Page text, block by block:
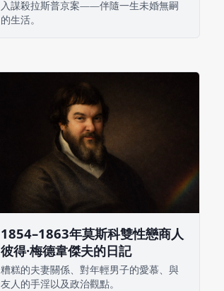
入謀殺拉斯普京案——伴隨一生未婚無嗣
的生活。
1854–1863年莫斯科雙性戀商人
彼得·梅德韋傑夫的日記
糟糕的夫妻關係、對年輕男子的愛慕、與
友人的手淫以及政治觀點。